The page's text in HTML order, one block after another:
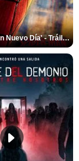
'Spider-Man Un Nuevo Día' - Tráiler oficial subtitulado